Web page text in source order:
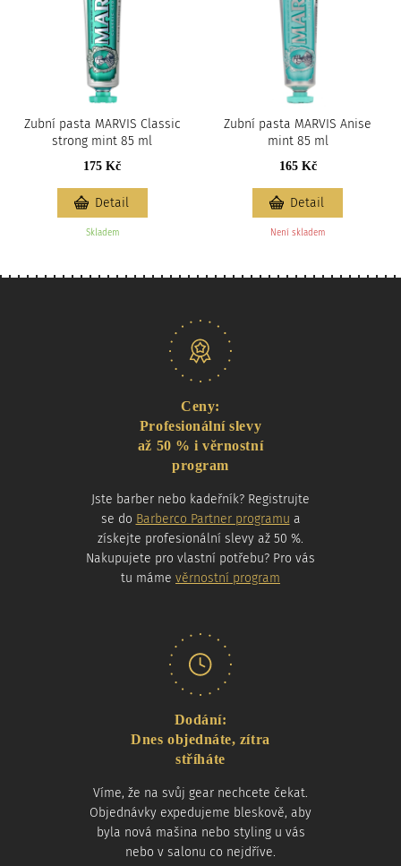
Zubní pasta MARVIS Classic
strong mint 85 ml
175 Kč
Skladem
Detail
Zubní pasta MARVIS Anise
mint 85 ml
165 Kč
Není skladem
Detail
Ceny:
Profesionální slevy
až 50 % i věrnostní
program
Jste barber nebo kadeřník? Registrujte
se do Barberco Partner programu a
získejte profesionální slevy až 50 %.
Nakupujete pro vlastní potřebu? Pro vás
tu máme věrnostní program
Dodání:
Dnes objednáte, zítra
stříháte
Víme, že na svůj gear nechcete čekat.
Objednávky expedujeme bleskově, aby
byla nová mašina nebo styling u vás
nebo v salonu co nejdříve.